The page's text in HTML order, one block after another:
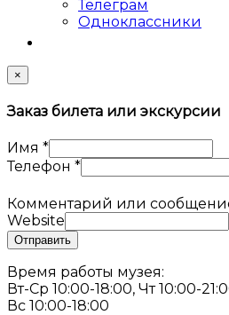
Телеграм
Одноклассники
×
Заказ билета или экскурсии
Имя *
Телефон *
Комментарий или
Website
Отправить
Время работы музея:
Вт-Ср 10:00-18:00, Чт 10:00-
Вс 10:00-18:00